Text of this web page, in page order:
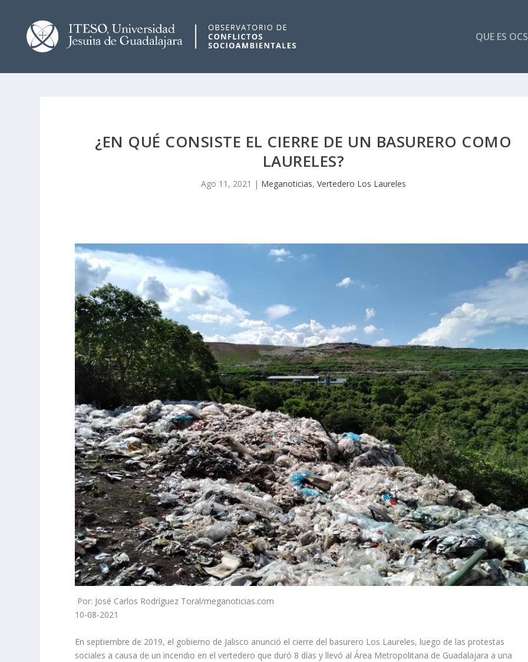
QUE ES
¿EN QUÉ CONSISTE EL CIERRE DE UN BASURERO COMO
LAURELES?
Ago 11, 2021 | Meganoticias, Vertedero Los Laureles
Por: José Carlos Rodríguez Toral/meganoticias.com
10-08-2021
En septiembre de 2019, el gobierno de Jalisco anunció el cierre del basurero Los Laureles, luego de las protestas
sociales a causa de un incendio en el vertedero que duró 8 días y llevó al Área Metropolitana de Guadalajara a una